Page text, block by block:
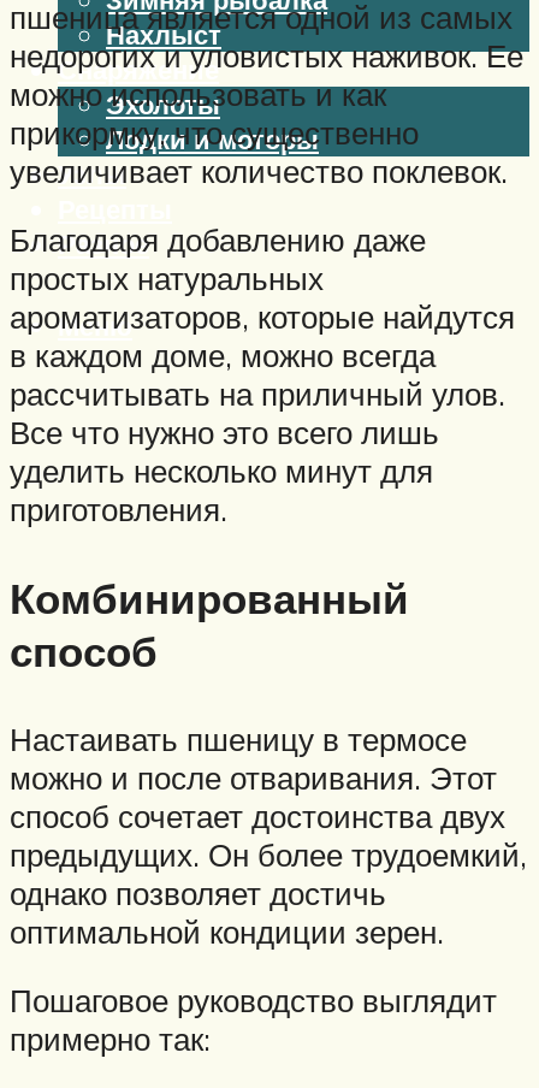
Нахлыст
Снаряжение
Эхолоты
Лодки и моторы
Узлы
Разное
Меню
пшеница является одной из самых
недорогих и уловистых наживок. Ее
можно использовать и как
прикормку, что существенно
увеличивает количество поклевок.
Благодаря добавлению даже
простых натуральных
ароматизаторов, которые найдутся
в каждом доме, можно всегда
рассчитывать на приличный улов.
Все что нужно это всего лишь
уделить несколько минут для
приготовления.
Комбинированный
способ
Настаивать пшеницу в термосе
можно и после отваривания. Этот
способ сочетает достоинства двух
предыдущих. Он более трудоемкий,
однако позволяет достичь
оптимальной кондиции зерен.
Пошаговое руководство выглядит
примерно так: